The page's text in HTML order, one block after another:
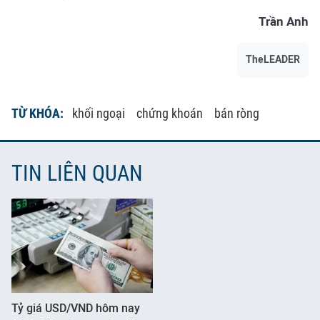
Trần Anh
TheLEADER
TỪ KHÓA: khối ngoại chứng khoán bán ròng
TIN LIÊN QUAN
Tỷ giá USD/VND hôm nay